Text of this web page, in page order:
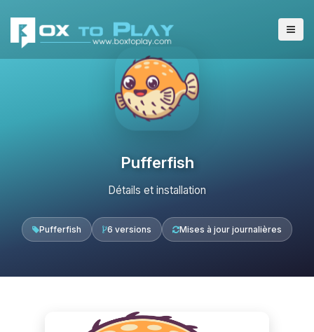
Pufferfish
Détails et installation
Pufferfish 6 versions Mises à jour journalières